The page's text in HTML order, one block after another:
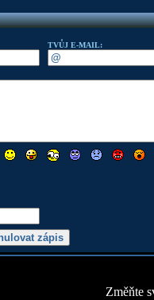
TVŮJ E-MAIL:
Změňte